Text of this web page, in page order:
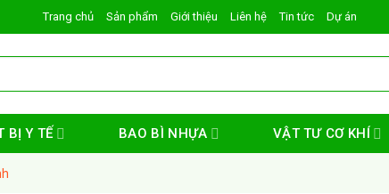
Trang chủ Sản phẩm Giới thiệu Liên hệ Tin tức Dự án
BỊ Y TẾ BAO BÌ NHỰA VẬT TƯ CƠ KHÍ